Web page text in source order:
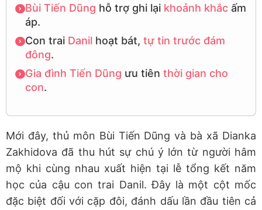
Bùi Tiến Dũng hỗ trợ ghi lại khoảnh khắcấm
áp.
Con trai Danilhoạt bát, tự tin trước đám
đông.
Gia đình Tiến Dũng ưu tiên thời gian cho
con.
Mới đây, thủ môn Bùi Tiến Dũng và bà xã Dianka
Zakhidova đã thu hút sự chú ý lớn từ người hâm
mộ khi cùng nhau xuất hiện tại lễ tổng kết năm
học của cậu con trai Danil. Đây là một cột mốc
đặc biệt đối với cặp đôi, đánh dấu lần đầu tiên cả